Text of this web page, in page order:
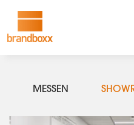
MESSEN